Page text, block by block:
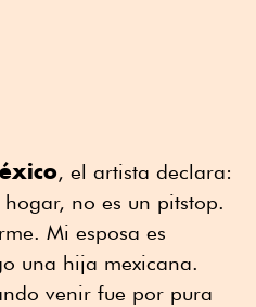
, el artista declara:
no es un pitstop.
Mi esposa es
una hija mexicana.
venir fue por pura